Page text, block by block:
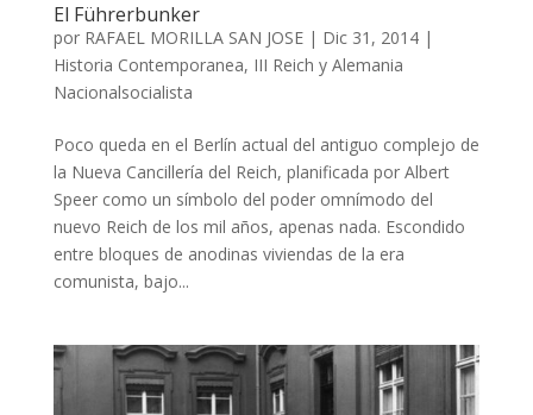
El Führerbunker
por RAFAEL MORILLA SAN JOSE| Dic 31, 2014|
Historia Contemporanea, III Reich y Alemania
Nacionalsocialista
Poco queda en el Berlín actual del antiguo complejo de
la Nueva Cancillería del Reich, planificada por Albert
Speer como un símbolo del poder omnímodo del
nuevo Reich de los mil años, apenas nada. Escondido
entre bloques de anodinas viviendas de la era
comunista, bajo...